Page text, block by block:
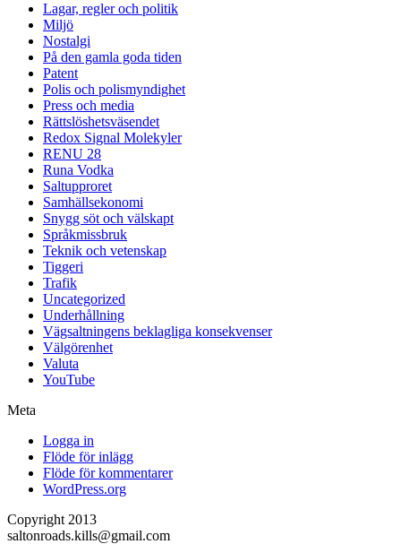
Lagar, regler och politik
Miljö
Nostalgi
På den gamla goda tiden
Patent
Polis och polismyndighet
Press och media
Rättslöshetsväsendet
Redox Signal Molekyler
RENU 28
Runa Vodka
Saltupproret
Samhällsekonomi
Snygg söt och välskapt
Språkmissbruk
Teknik och vetenskap
Tiggeri
Trafik
Uncategorized
Underhållning
Vägsaltningens beklagliga konsekvenser
Välgörenhet
Valuta
YouTube
Meta
Logga in
Flöde för inlägg
Flöde för kommentarer
WordPress.org
Copyright 2013
saltonroads.kills@gmail.com